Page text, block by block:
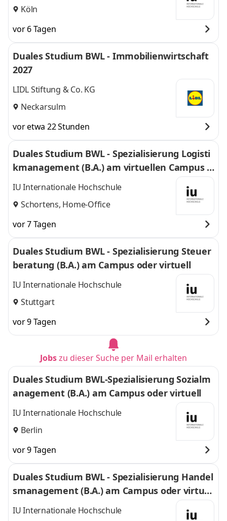
Köln
vor 6 Tagen
Duales Studium BWL - Immobilienwirtschaft
2027
LIDL Stiftung & Co. KG
Neckarsulm
vor etwa 22 Stunden
Duales Studium BWL - Spezialisierung Logisti
kmanagement (B.A.) am virtuellen Campus -
Nordfrost GmbH & Co. KG
IU Internationale Hochschule
Schortens, Home-Office
vor 7 Tagen
Duales Studium BWL - Spezialisierung Steuer
beratung (B.A.) am Campus oder virtuell
IU Internationale Hochschule
Stuttgart
vor 9 Tagen
Jobszu dieser Suche per Mail erhalten
Duales Studium BWL-Spezialisierung Sozialm
anagement (B.A.) am Campus oder virtuell
IU Internationale Hochschule
Berlin
vor 9 Tagen
Duales Studium BWL - Spezialisierung Handel
smanagement (B.A.) am Campus oder virtuel
l
IU Internationale Hochschule